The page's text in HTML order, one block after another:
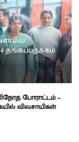
தங்கப்பதக்கம்
போராட்டம் –
விவசாயிகள்